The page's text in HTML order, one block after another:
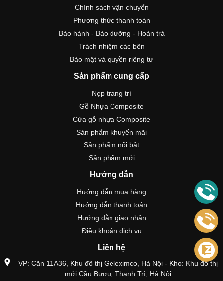
Chính sách vận chuyển
Phương thức thanh toán
Bảo hành - Bảo dưỡng - Hoàn trả
Trách nhiệm các bên
Bảo mật và quyền riêng tư
Sản phẩm cung cấp
Nẹp trang trí
Gỗ Nhựa Composite
Cửa gỗ nhựa Composite
Sản phẩm khuyến mãi
Sản phẩm nổi bật
Sản phẩm mới
Hướng dẫn
Hướng dẫn mua hàng
Hướng dẫn thanh toán
Hướng dẫn giao nhận
Điều khoản dịch vụ
Liên hệ
VP: Căn 11A36, Khu đô thị Geleximco, Hà Nội - Kho: Khu đô thị
mới Cầu Bươu, Thanh Trì, Hà Nội